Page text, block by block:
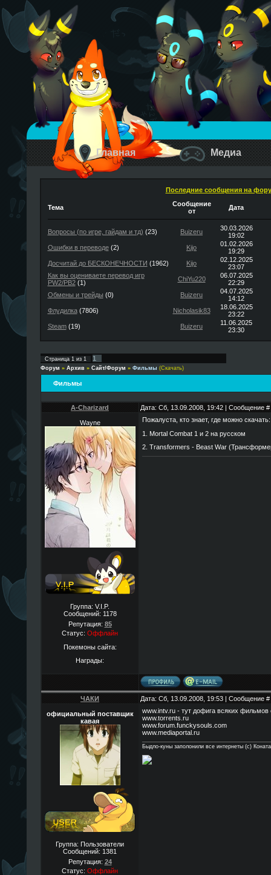
Главная Медиа
Последние сообщения на
Тема
Сообщение
от
Дата
Вопросы (по игре, гайдам и тд) (23) Buizeru
30.03.2026
19:02
Ошибки в переводе(2) Kijo
01.02.2026
19:29
Досчитай до БЕСКОНЕЧНОСТИ (1962) Kijo
02.12.2025
23:07
Как вы оцениваете перевод игр
PW2/PB2(1) ChiYu220
06.07.2025
22:29
Обмены и трейды (0) Buizeru
04.07.2025
14:12
Флудилка(7806) Nicholasik83
18.06.2025
23:22
Steam(19) Buizeru
11.06.2025
23:30
Страница 1из 1 1
Форум » Архив » Сайт/Форум » Фильмы (Скачать)
Фильмы
A-Charizard Дата: Сб, 13.09.2008, 19:42 | Сообщение #
Wayne
Группа: V.I.P.
Сообщений: 1178
Репутация: 85
Статус: Оффлайн
Покемоны сайта:
Награды:
Пожалуста, кто знает, где можно скачать:
1. Mortal Combat 1 и 2 на русском
2. Transformers - Beast War
ЧАКИ Дата: Сб, 13.09.2008, 19:53 | Сообщение #
официальный поставщик
кавая
Группа: Пользователи
Сообщений: 1381
Репутация: 24
Статус: Оффлайн
www.intv.ru - тут дофига всяких
www.torrents.ru
www.forum.funckysouls.com
www.mediaportal.ru
Быдло-куны заполонили все интернеты (с)